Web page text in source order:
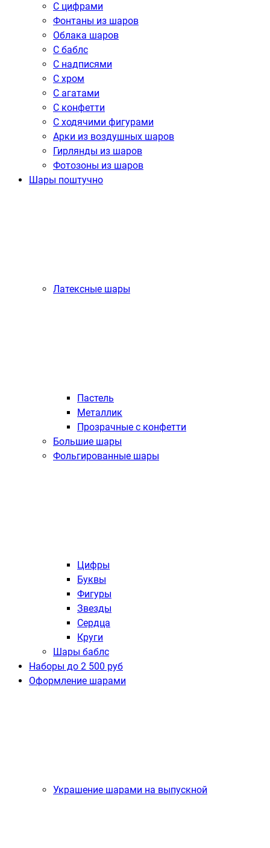
С цифрами
Фонтаны из шаров
Облака шаров
С баблс
С надписями
С хром
С агатами
С конфетти
С ходячими фигурами
Арки из воздушных шаров
Гирлянды из шаров
Фотозоны из шаров
Шары поштучно
Латексные шары
Пастель
Металлик
Прозрачные с конфетти
Большие шары
Фольгированные шары
Цифры
Буквы
Фигуры
Звезды
Сердца
Круги
Шары баблс
Наборы до 2 500 руб
Оформление шарами
Украшение шарами на выпускной